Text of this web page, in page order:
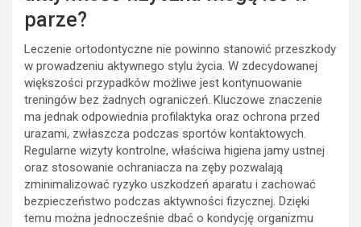
parze?
Leczenie ortodontyczne nie powinno stanowić przeszkody
w prowadzeniu aktywnego stylu życia. W zdecydowanej
większości przypadków możliwe jest kontynuowanie
treningów bez żadnych ograniczeń. Kluczowe znaczenie
ma jednak odpowiednia profilaktyka oraz ochrona przed
urazami, zwłaszcza podczas sportów kontaktowych.
Regularne wizyty kontrolne, właściwa higiena jamy ustnej
oraz stosowanie ochraniacza na zęby pozwalają
zminimalizować ryzyko uszkodzeń aparatu i zachować
bezpieczeństwo podczas aktywności fizycznej. Dzięki
temu można jednocześnie dbać o kondycję organizmu